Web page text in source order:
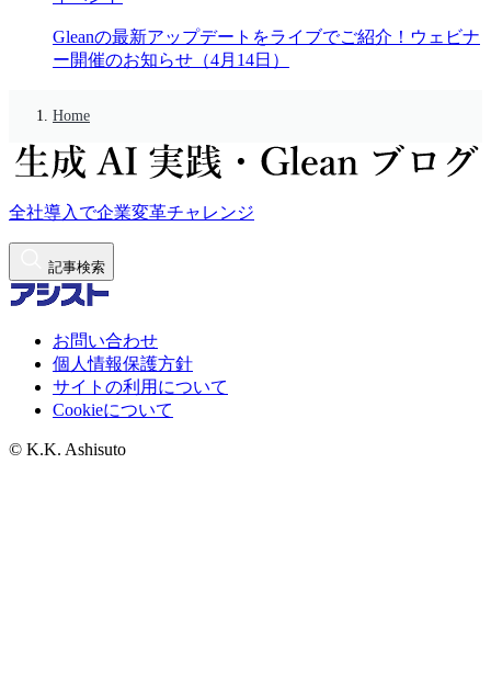
Gleanの最新アップデートをライブでご紹介！ウェビナ
ー開催のお知らせ（4月14日）
Home
全社導入で企業変革チャレンジ
記事検索
お問い合わせ
個人情報保護方針
サイトの利用について
Cookieについて
© K.K. Ashisuto